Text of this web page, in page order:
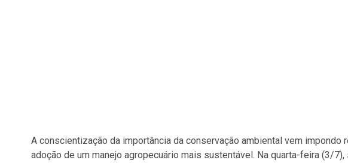
A conscientização da importância da conservação ambiental vem
adoção de um manejo agropecuário mais sustentável. Na quarta-feira (3/7),